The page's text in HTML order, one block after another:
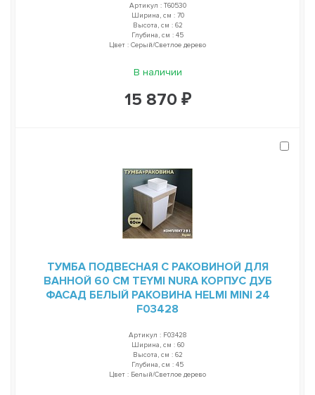
Артикул : T60530
Ширина, см : 70
Высота, см : 62
Глубина, см : 45
Цвет : Серый/Светлое дерево
В наличии
15 870 ₽
ТУМБА ПОДВЕСНАЯ С РАКОВИНОЙ ДЛЯ
ВАННОЙ 60 СМ TEYMI NURA КОРПУС ДУБ
ФАСАД БЕЛЫЙ РАКОВИНА HELMI MINI 24
F03428
Артикул : F03428
Ширина, см : 60
Высота, см : 62
Глубина, см : 45
Цвет : Белый/Светлое дерево